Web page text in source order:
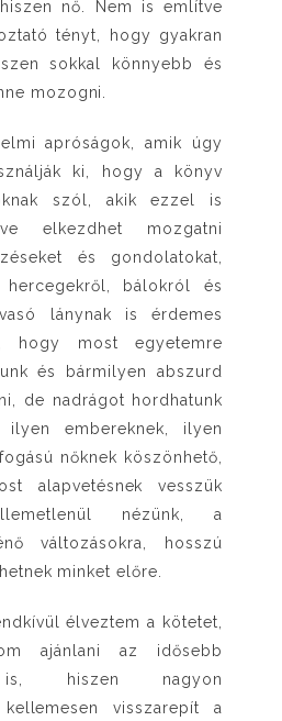
nő. Nem is említve
tényt, hogy gyakran
sokkal könnyebb és
mozogni.
apróságok, amik úgy
ki, hogy a könyv
szól, akik ezzel is
elkezdhet mozgatni
és gondolatokat,
bálokról és
lánynak is érdemes
hogy most egyetemre
és bármilyen abszurd
de nadrágot hordhatunk
embereknek, ilyen
nőknek köszönhető,
alapvetésnek vesszük
nézünk, a
változásokra, hosszú
minket előre.
élveztem a kötetet,
ajánlani az idősebb
is, hiszen nagyon
visszarepít a